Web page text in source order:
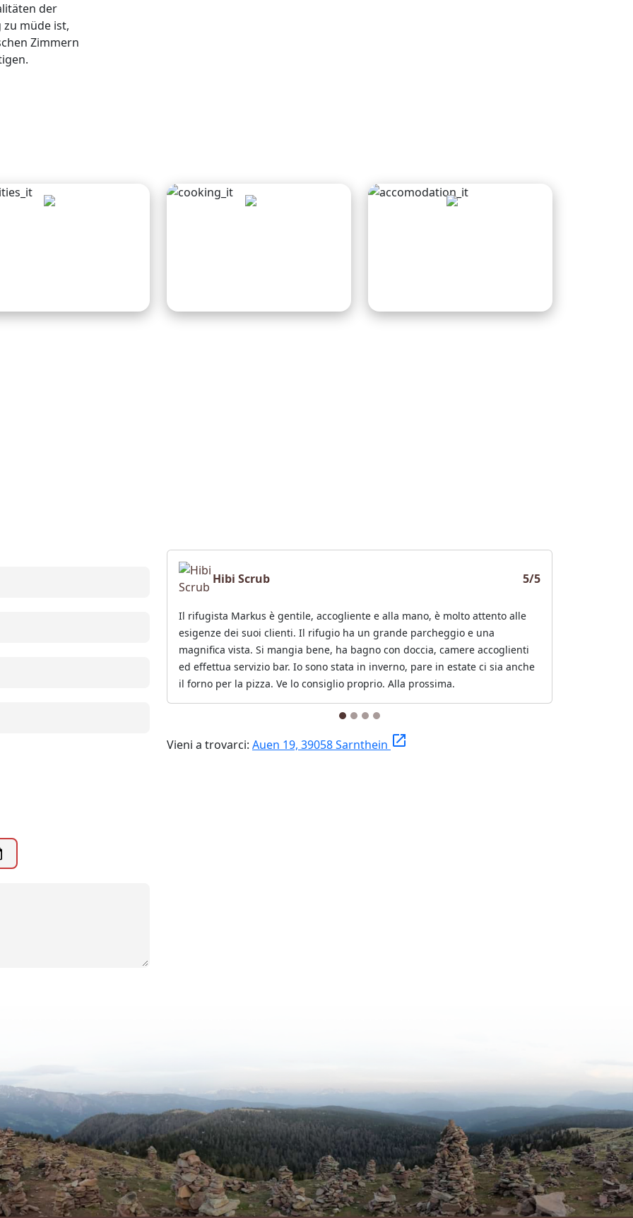
der
müde ist,
Zimmern
Hibi Scrub 5/5
Il rifugista Markus è gentile, accogliente e alla mano, è molto attento alle
esigenze dei suoi clienti. Il rifugio ha un grande parcheggio e una
magnifica vista. Si mangia bene, ha bagno con doccia, camere accoglienti
ed effettua servizio bar. Io sono stata in inverno, pare in estate ci sia anche
il forno per la pizza. Ve lo consiglio proprio. Alla prossima.
Vieni a trovarci: Auen 19, 39058 Sarnthein launch